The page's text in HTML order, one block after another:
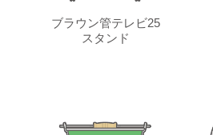
ブラウン管テレビ25
スタンド